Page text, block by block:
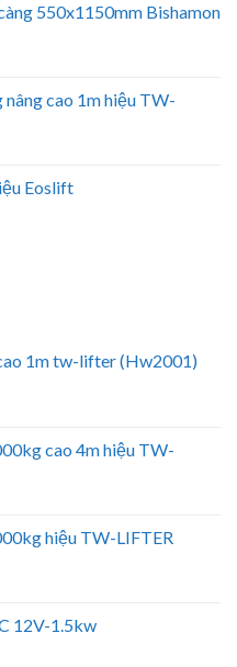
550x1150mm Bishamon
cao 1m hiệu TW-
Eoslift
1m tw-lifter (Hw2001)
cao 4m hiệu TW-
hiệu TW-LIFTER
12V-1.5kw